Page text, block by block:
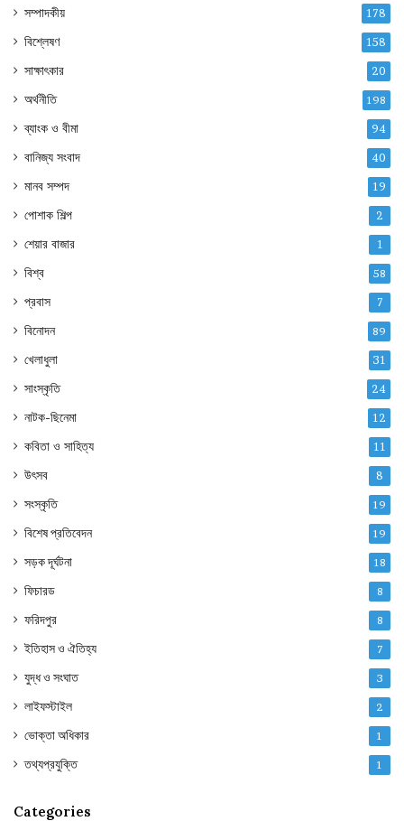
সম্পাদকীয় 178
বিশ্লেষণ 158
সাক্ষাৎকার 20
অর্থনীতি 198
ব্যাংক ও বীমা 94
বানিজ্য সংবাদ 40
মানব সম্পদ 19
পোশাক শিল্প 2
শেয়ার বাজার 1
বিশ্ব 58
প্রবাস 7
বিনোদন 89
খেলাধুলা 31
সাংস্কৃতি 24
নাটক-ছিনেমা 12
কবিতা ও সাহিত্য 11
উৎসব 8
সংস্কৃতি 19
বিশেষ প্রতিবেদন 19
সড়ক দূর্ঘটনা 18
ফিচারড 8
ফরিদপুর 8
ইতিহাস ও ঐতিহ্য 7
যুদ্ধ ও সংঘাত 3
লাইফস্টাইল 2
ভোক্তা অধিকার 1
তথ্যপ্রযুক্তি 1
Categories